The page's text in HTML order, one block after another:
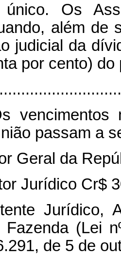
único. Os
além de
judicial da
por cento)
vencimentos
passam a
Geral da
Jurídico Cr$
Jurídico,
Fazenda (Lei
de 5 de